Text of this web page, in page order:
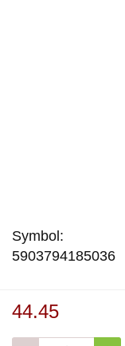
Symbol:
5903794185036
44.45